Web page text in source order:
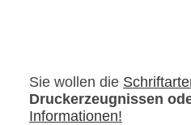
Sie wollen die
Druckerzeugnissen
Informationen!